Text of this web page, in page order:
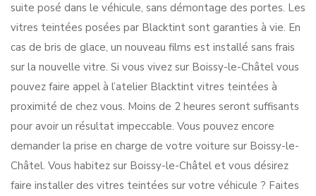
suite posé dans le véhicule, sans démontage des portes. Les
vitres teintées posées par Blacktint sont garanties à vie. En
cas de bris de glace, un nouveau films est installé sans frais
sur la nouvelle vitre. Si vous vivez sur Boissy-le-Châtel vous
pouvez faire appel à l’atelier Blacktint vitres teintées à
proximité de chez vous. Moins de 2 heures seront suffisants
pour avoir un résultat impeccable. Vous pouvez encore
demander la prise en charge de votre voiture sur Boissy-le-
Châtel. Vous habitez sur Boissy-le-Châtel et vous désirez
faire installer des vitres teintées sur votre véhicule ? Faites